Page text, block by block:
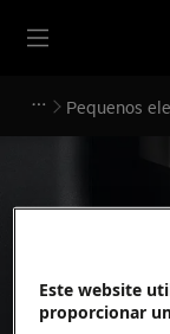
Pequenos
Apoio
Este website
proporcionar